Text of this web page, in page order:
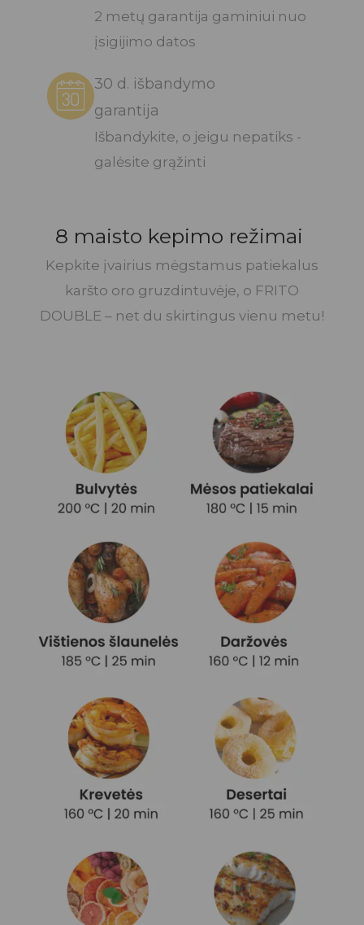
2 metų garantija gaminiui nuo
įsigijimo datos
30 d. išbandymo
garantija
Išbandykite, o jeigu nepatiks -
galėsite grąžinti
8 maisto kepimo režimai
Kepkite įvairius mėgstamus patiekalus
karšto oro gruzdintuvėje, o FRITO
DOUBLE – net du skirtingus vienu metu!